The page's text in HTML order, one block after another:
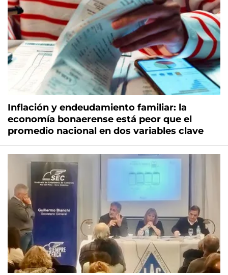
Inflación y endeudamiento familiar: la
economía bonaerense está peor que el
promedio nacional en dos variables clave